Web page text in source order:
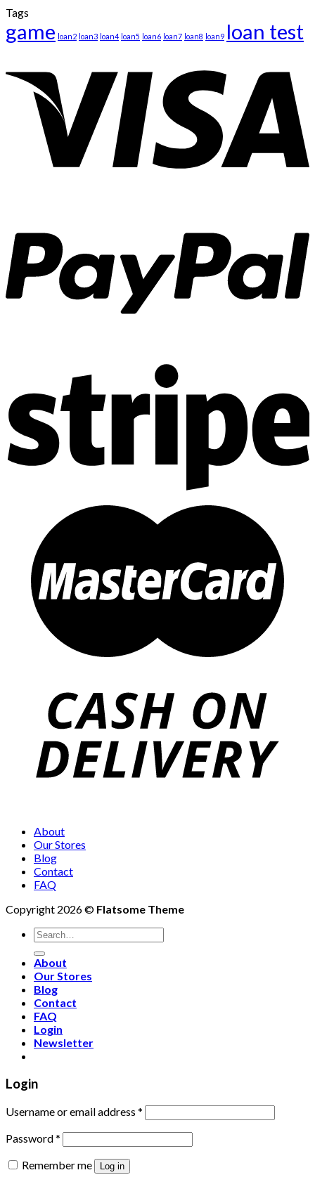
Tags
game loan2 loan3 loan4 loan5 loan6 loan7 loan8 loan9 loan test
About
Our Stores
Blog
Contact
FAQ
Copyright 2026 © Flatsome Theme
Search
for:
About
Our Stores
Blog
Contact
FAQ
Login
Newsletter
Login
Username or email address *
Password*
Remember me
Log in